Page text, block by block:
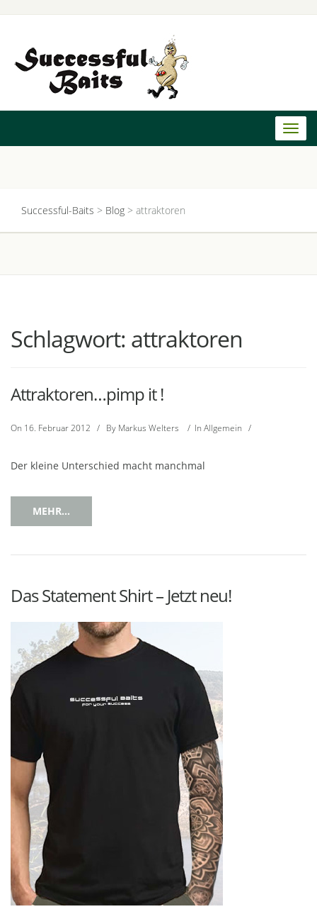
Successful-Baits > Blog > attraktoren
Schlagwort: attraktoren
Attraktoren…pimp it !
On 16. Februar 2012 / By Markus Welters / In Allgemein /
Der kleine Unterschied macht manchmal
MEHR...
Das Statement Shirt – Jetzt neu!